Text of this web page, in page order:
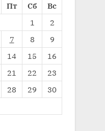
Пт Сб
Вс
1
2
7 8
9
14 15
16
21 22
23
28 29
30